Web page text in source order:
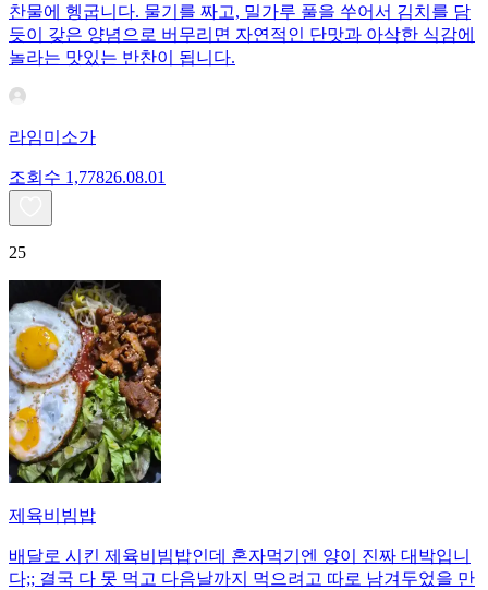
찬물에 헹굽니다. 물기를 짜고, 밀가루 풀을 쑤어서 김치를 담
듯이 갖은 양념으로 버무리면 자연적인 단맛과 아삭한 식감에
놀라는 맛있는 반찬이 됩니다.
라임미소가
조회수 1,77826.08.01
25
제육비빔밥
배달로 시킨 제육비빔밥인데 혼자먹기엔 양이 진짜 대박입니
다;; 결국 다 못 먹고 다음날까지 먹으려고 따로 남겨두었을 만